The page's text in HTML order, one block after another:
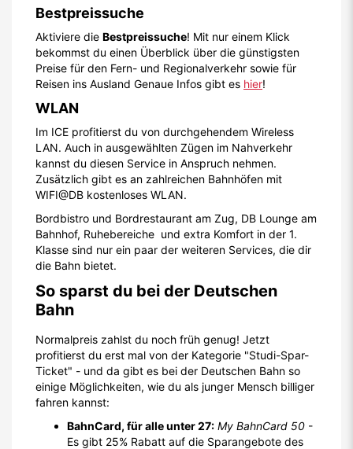
Bestpreissuche
Aktiviere die Bestpreissuche! Mit nur einem Klick
bekommst du einen Überblick über die günstigsten
Preise für den Fern- und Regionalverkehr sowie für
Reisen ins Ausland Genaue Infos gibt es hier!
WLAN
Im ICE profitierst du von durchgehendem Wireless
LAN. Auch in ausgewählten Zügen im Nahverkehr
kannst du diesen Service in Anspruch nehmen.
Zusätzlich gibt es an zahlreichen Bahnhöfen mit
WIFI@DB kostenloses WLAN.
Bordbistro und Bordrestaurant am Zug, DB Lounge am
Bahnhof, Ruhebereiche und extra Komfort in der 1.
Klasse sind nur ein paar der weiteren Services, die dir
die Bahn bietet.
So sparst du bei der Deutschen
Bahn
Normalpreis zahlst du noch früh genug! Jetzt
profitierst du erst mal von der Kategorie "Studi-Spar-
Ticket" - und da gibt es bei der Deutschen Bahn so
einige Möglichkeiten, wie du als junger Mensch billiger
fahren kannst:
BahnCard, für alle unter 27: My BahnCard 50 -
Es gibt 25% Rabatt auf die Sparangebote des